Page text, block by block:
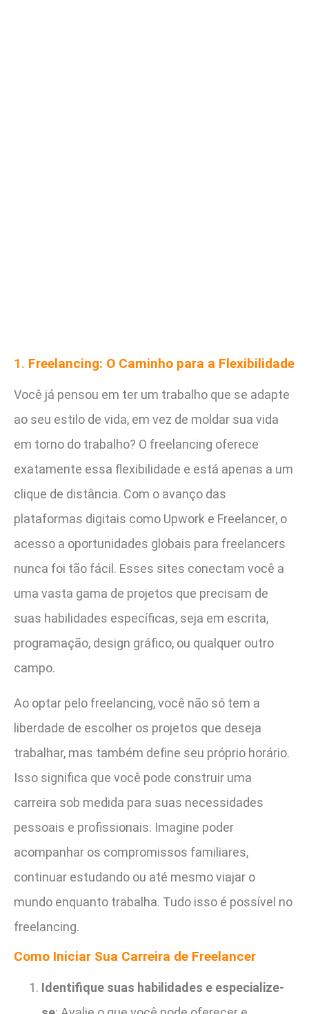
1. Freelancing: O Caminho para a Flexibilidade
Você já pensou em ter um trabalho que se adapte
ao seu estilo de vida, em vez de moldar sua vida
em torno do trabalho? O freelancing oferece
exatamente essa flexibilidade e está apenas a um
clique de distância. Com o avanço das
plataformas digitais como Upwork e Freelancer, o
acesso a oportunidades globais para freelancers
nunca foi tão fácil. Esses sites conectam você a
uma vasta gama de projetos que precisam de
suas habilidades específicas, seja em escrita,
programação, design gráfico, ou qualquer outro
campo.
Ao optar pelo freelancing, você não só tem a
liberdade de escolher os projetos que deseja
trabalhar, mas também define seu próprio horário.
Isso significa que você pode construir uma
carreira sob medida para suas necessidades
pessoais e profissionais. Imagine poder
acompanhar os compromissos familiares,
continuar estudando ou até mesmo viajar o
mundo enquanto trabalha. Tudo isso é possível no
freelancing.
Como Iniciar Sua Carreira de Freelancer
Identifique suas habilidades e especialize-